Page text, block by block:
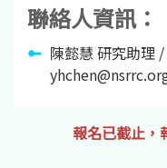
聯絡人資訊：
陳懿慧 研究助理
報名已截止，